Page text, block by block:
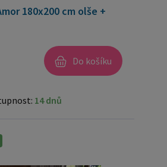
180x200 cm olše +
Do košíku
14 dnů